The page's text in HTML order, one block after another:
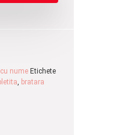
nume Etichete
, bratara